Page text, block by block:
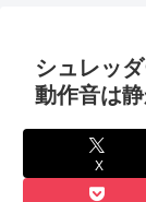
シュレッ
動作音は
X